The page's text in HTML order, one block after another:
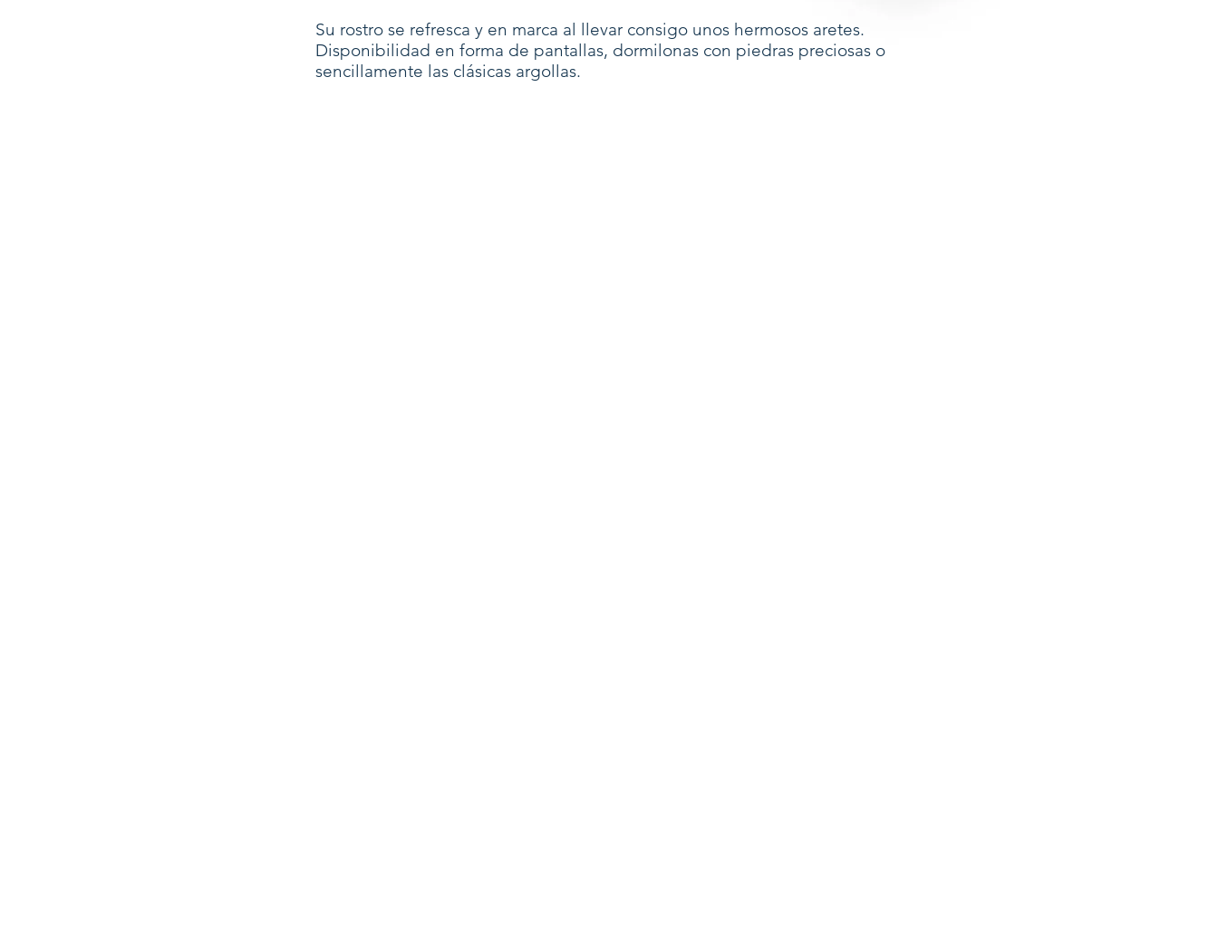
Su rostro se refresca y en marca al llevar consigo unos hermosos aretes.
Disponibilidad en forma de pantallas, dormilonas con piedras preciosas o
sencillamente las clásicas argollas.